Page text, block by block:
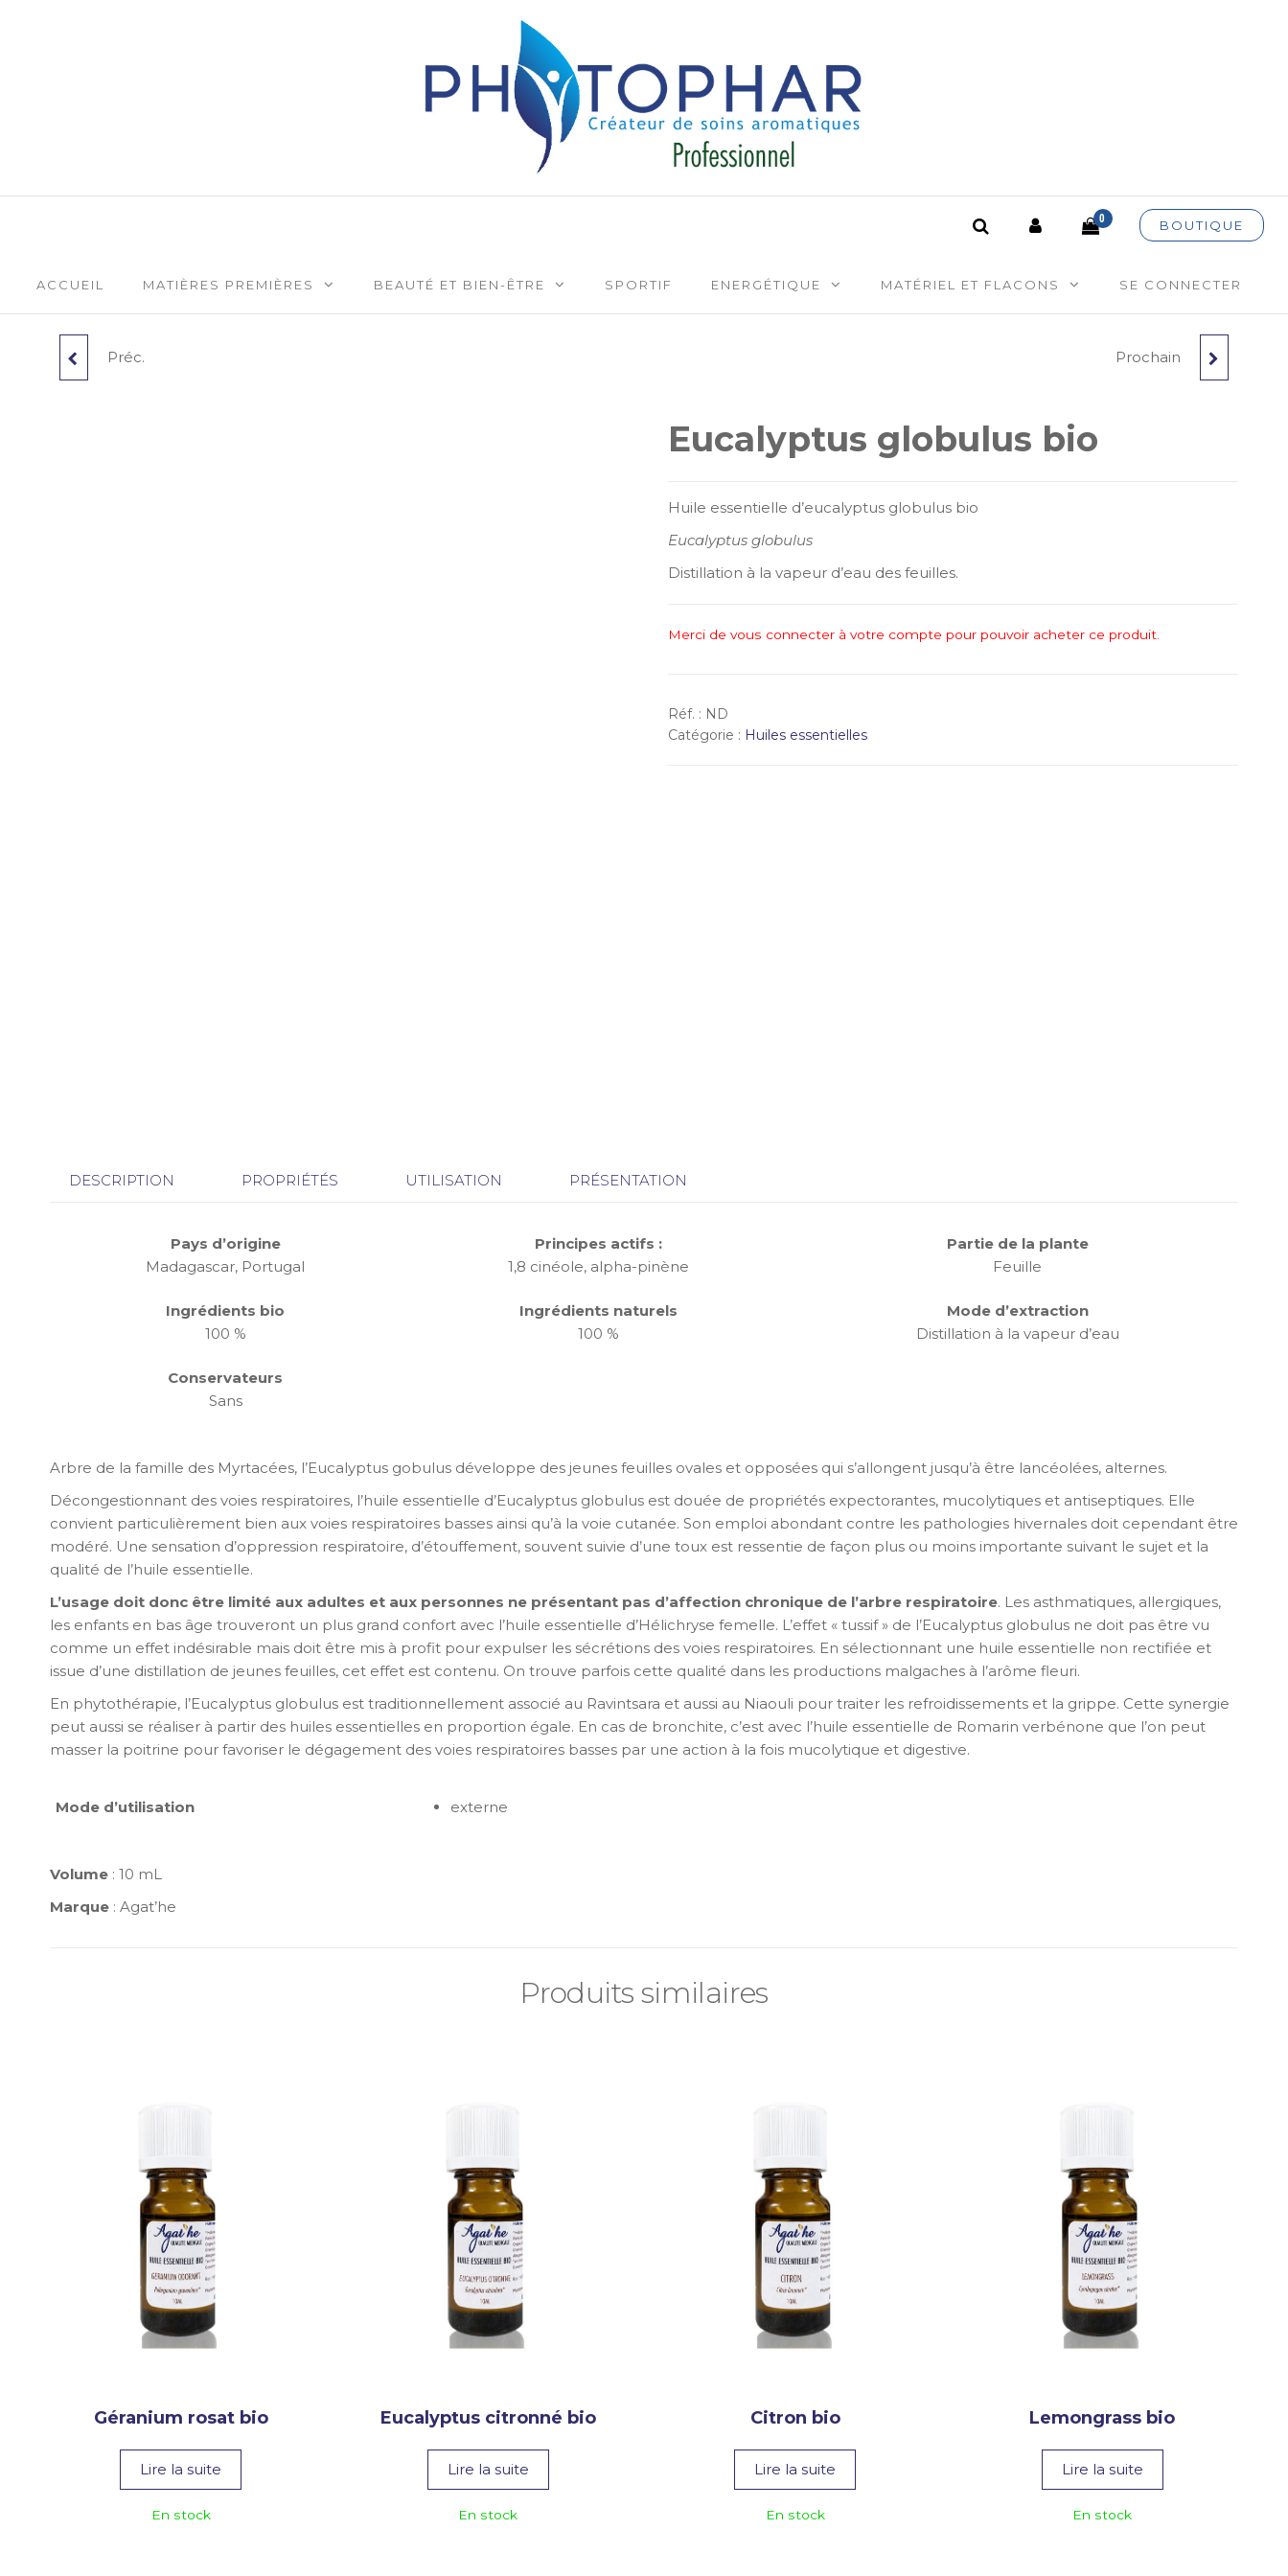
Phytophar Créateur de soins aromatiques
BOUTIQUE
0
ACCUEIL MATIÈRES PREMIÈRES BEAUTÉ ET BIEN-ÊTRE SPORTIF ENERGÉTIQUE MATÉRIEL ET FLACONS SE CONNECTER
EUCALYPTUS
Préc. EUCALYPTUS RADIÉ
Prochain
Eucalyptus globulus bio
Huile essentielle d’eucalyptus globulus bio
Eucalyptus globulus
Distillation à la vapeur d’eau des feuilles.
Merci de vous connecter à votre compte pour pouvoir acheter ce produit.
Réf. : ND
Catégorie : Huiles essentielles
DESCRIPTION PROPRIÉTÉS UTILISATION PRÉSENTATION
Pays d’origine
Madagascar, Portugal
Principes actifs :
1,8 cinéole, alpha-pinène
Partie de la plante
Feuille
Ingrédients bio
100 %
Ingrédients naturels
100 %
Mode d’extraction
Distillation à la vapeur d’eau
Conservateurs
Sans
Arbre de la famille des Myrtacées, l’Eucalyptus gobulus développe des jeunes feuilles ovales et opposées qui s’allongent jusqu’à être lancéolées, alternes.
Décongestionnant des voies respiratoires, l’huile essentielle d’Eucalyptus globulus est douée de propriétés expectorantes, mucolytiques et antiseptiques. Elle
convient particulièrement bien aux voies respiratoires basses ainsi qu’à la voie cutanée. Son emploi abondant contre les pathologies hivernales doit cependant être
modéré. Une sensation d’oppression respiratoire, d’étouffement, souvent suivie d’une toux est ressentie de façon plus ou moins importante suivant le sujet et la
qualité de l’huile essentielle.
L’usage doit donc être limité aux adultes et aux personnes ne présentant pas d’affection chronique de l’arbre respiratoire. Les asthmatiques, allergiques,
les enfants en bas âge trouveront un plus grand confort avec l’huile essentielle d’Hélichryse femelle. L’effet « tussif » de l’Eucalyptus globulus ne doit pas être vu
comme un effet indésirable mais doit être mis à profit pour expulser les sécrétions des voies respiratoires. En sélectionnant une huile essentielle non rectifiée et
issue d’une distillation de jeunes feuilles, cet effet est contenu. On trouve parfois cette qualité dans les productions malgaches à l’arôme fleuri.
En phytothérapie, l’Eucalyptus globulus est traditionnellement associé au Ravintsara et aussi au Niaouli pour traiter les refroidissements et la grippe. Cette synergie
peut aussi se réaliser à partir des huiles essentielles en proportion égale. En cas de bronchite, c’est avec l’huile essentielle de Romarin verbénone que l’on peut
masser la poitrine pour favoriser le dégagement des voies respiratoires basses par une action à la fois mucolytique et digestive.
Mode d’utilisation externe
Volume : 10 mL
Marque : Agat’he
Produits similaires
Géranium rosat bio
Lire la suite
En stock
Eucalyptus citronné bio
Lire la suite
En stock
Citron bio
Lire la suite
En stock
Lemongrass bio
Lire la suite
En stock